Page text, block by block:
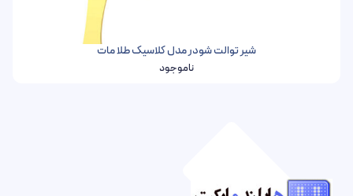
شیر توالت شودر مدل کلاسیک طلا مات
ناموجود